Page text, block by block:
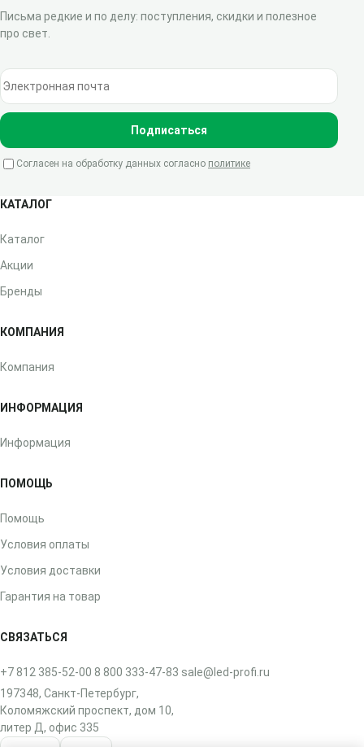
Письма редкие и по делу: поступления, скидки и полезное
про свет.
Электронная почта
Подписаться
Согласен на обработку данных согласно политике
КАТАЛОГ
Каталог
Акции
Бренды
КОМПАНИЯ
Компания
ИНФОРМАЦИЯ
Информация
ПОМОЩЬ
Помощь
Условия оплаты
Условия доставки
Гарантия на товар
СВЯЗАТЬСЯ
+7 812 385-52-00 8 800 333-47-83 sale@led-profi.ru
197348, Санкт-Петербург,
Коломяжский проспект, дом 10,
литер Д, офис 335